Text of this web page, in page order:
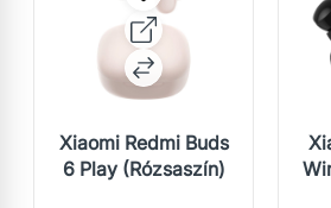
Xiaomi Redmi Buds
6 Play (Rózsaszín)